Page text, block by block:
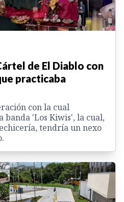
de El Diablo con
practicaba
con la cual
banda 'Los Kiwis', la cual,
tendría un nexo